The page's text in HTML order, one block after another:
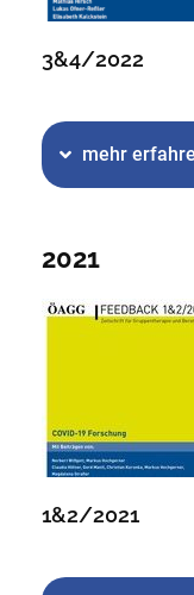
3&4/2022
mehr
2021
1&2/2021